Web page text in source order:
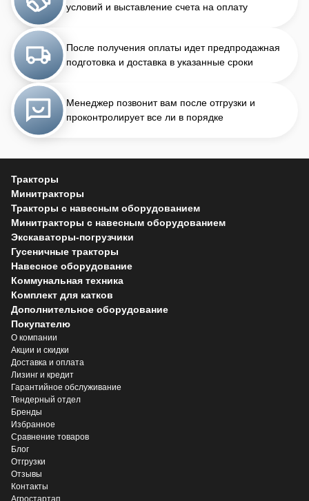
условий и выставление счета на оплату
После получения оплаты идет предпродажная
подготовка и доставка в указанные сроки
Менеджер позвонит вам после отгрузки и
проконтролирует все ли в порядке
Тракторы
Минитракторы
Тракторы с навесным оборудованием
Минитракторы с навесным оборудованием
Экскаваторы-погрузчики
Гусеничные тракторы
Навесное оборудование
Коммунальная техника
Комплект для катков
Дополнительное оборудование
Покупателю
О компании
Акции и скидки
Доставка и оплата
Лизинг и кредит
Гарантийное обслуживание
Тендерный отдел
Бренды
Избранное
Сравнение товаров
Блог
Отгрузки
Отзывы
Контакты
Агростартап